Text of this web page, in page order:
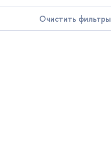
Очистить фильтры